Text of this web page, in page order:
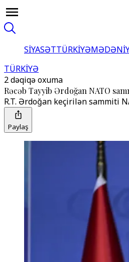
SİYASƏTTÜRKİYƏ
TÜRKİYƏ
2 dəqiqə oxuma
Rəcəb Tayyib Ərdoğan NATO
R.T. Ərdoğan keçirilən sammiti
Paylaş